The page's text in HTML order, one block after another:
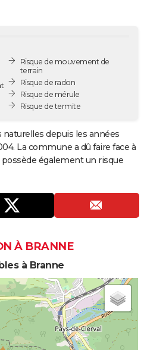
Risque de mouvement de
terrain
Risque de radon
Risque de mérule
Risque de termite
depuis les années
La commune a dû faire face à
possède également un risque
À BRANNE
à Branne